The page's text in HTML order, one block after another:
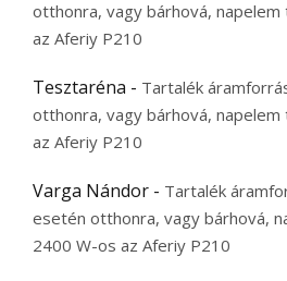
otthonra, vagy bárhová,
az Aferiy P210
Tesztaréna - Tartalék
otthonra, vagy bárhová,
az Aferiy P210
Varga Nándor - Tartalék
esetén otthonra, vagy bárhová,
2400 W-os az Aferiy P210